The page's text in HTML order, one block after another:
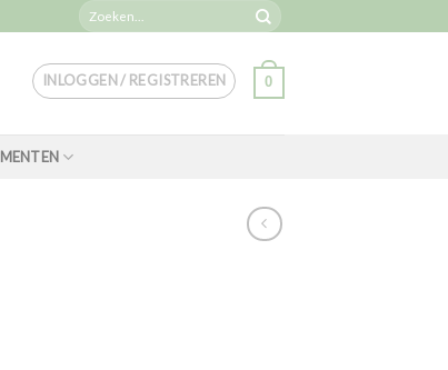
Zoeken
INLOGGEN / REGISTREREN 0